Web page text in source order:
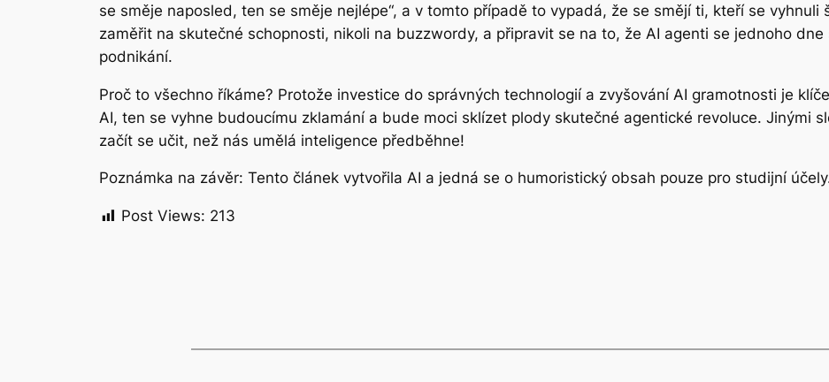
se směje naposled, ten se směje nejlépe“, a v tomto případě to vypadá, že se smějí ti, kteří se
zaměřit na skutečné schopnosti, nikoli na buzzwordy, a připravit se na to, že AI agenti se jednoho
podnikání.
Proč to všechno říkáme? Protože investice do správných technologií a zvyšování AI gramotnosti je
AI, ten se vyhne budoucímu zklamání a bude moci sklízet plody skutečné agentické revoluce. Jinými
začít se učit, než nás umělá inteligence předběhne!
Poznámka na závěr: Tento článek vytvořila AI a jedná se o humoristický obsah pouze pro studijní
Post Views: 213